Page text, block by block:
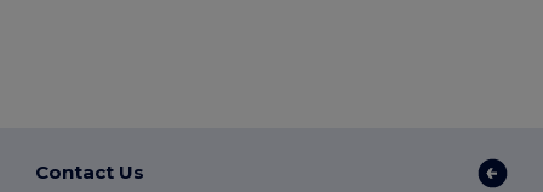
Contact Us